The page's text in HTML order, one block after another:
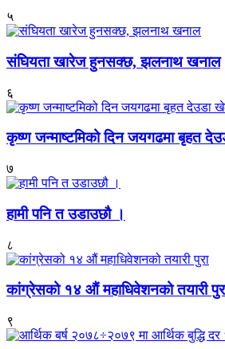
५
संघियता खारेज हुनसक्छ, झलनाथ खनाल
६
कृष्ण जन्माष्टमिको दिन जयगढमा बृहत
७
हामी पनि त उडाउछौ ।
८
कांग्रेसको १४ औं महाधिवेशनको तयारी
९